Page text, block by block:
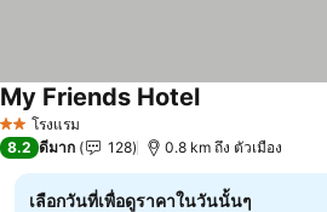
2 ดาวโรงแรม
My Friends Hotelดูราคา
8.2 ดีมาก 128 0.8 km ถึง ตัวเมือง
เลือกวันที่เพื่อดูราคาในวันนั้นๆ